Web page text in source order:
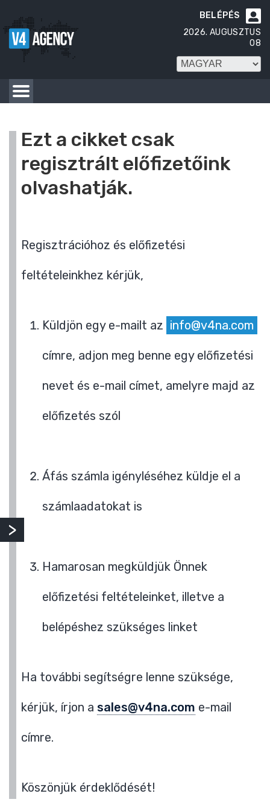

BELÉPÉS
2026. AUGUSZTUS
08
Ezt a cikket csak
regisztrált előfizetőink
olvashatják.
Regisztrációhoz és előfizetési
feltételeinkhez kérjük,
Küldjön egy e-mailt az info@v4na.com
címre, adjon meg benne egy előfizetési
nevet és e-mail címet, amelyre majd az
előfizetés szól
Áfás számla igényléséhez küldje el a
számlaadatokat is
Hamarosan megküldjük Önnek
előfizetési feltételeinket, illetve a
belépéshez szükséges linket
Ha további segítségre lenne szüksége,
kérjük, írjon a sales@v4na.com e-mail
címre.
Köszönjük érdeklődését!